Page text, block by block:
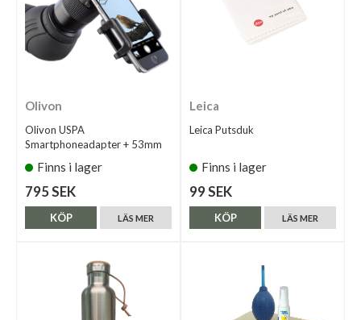
Olivon
Olivon USPA
Smartphoneadapter + 53mm
Finns i lager
795 SEK
LÄS MER
KÖP
Leica
Leica Putsduk
Finns i lager
99 SEK
LÄS MER
KÖP